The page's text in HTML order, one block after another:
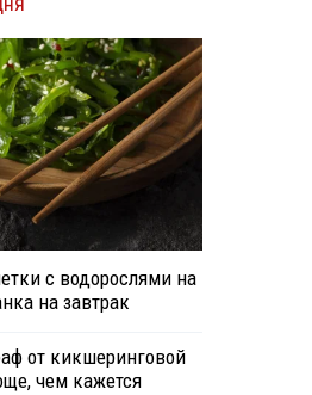
с водорослями на
на завтрак
от кикшеринговой
чем кажется